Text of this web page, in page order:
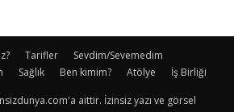
Tarifler
Sevdim/Sevemedim
Sağlık Ben kimim? Atölye İş Birliği
aittir. İzinsiz yazı ve görsel